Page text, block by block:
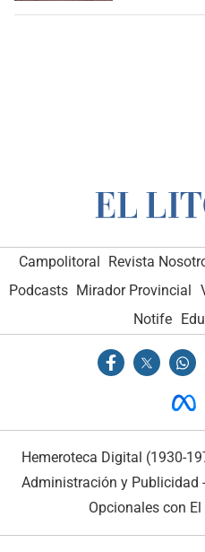
Campolitoral Revista
Podcasts Mirador Provincial
Notife
Hemeroteca Digital (1930-
Administración y Publicidad -
Opcionales con